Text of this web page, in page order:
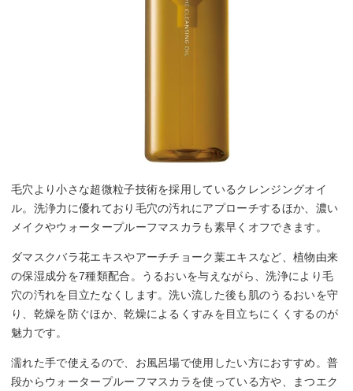
毛穴より小さな超微粒子技術を採用しているクレンジングオイ
ル。洗浄力に優れており毛穴の汚れにアプローチするほか、濃い
メイクやウォータープルーフマスカラも素早くオフできます。
ダマスクバラ花エキスやアーチチョーク葉エキスなど、植物由来
の保湿成分を7種類配合。うるおいを与えながら、洗浄により毛
穴の汚れを目立たなくします。洗い流した後も肌のうるおいを守
り、乾燥を防ぐほか、乾燥によるくすみを目立ちにくくするのが
魅力です。
濡れた手で使えるので、お風呂場で使用したい方におすすめ。普
段からウォータープルーフマスカラを使っている方や、まつエク